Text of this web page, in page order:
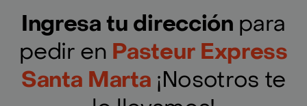
Ingresa tu dirección para
pedir en Pasteur Express
Santa Marta ¡Nosotros te